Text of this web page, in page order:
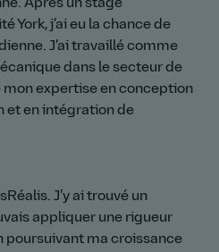
Après un stage
York, j’ai eu la chance de
J’ai travaillé comme
dans le secteur de
mon expertise en conception
et en intégration de
J’y ai trouvé un
appliquer une rigueur
poursuivant ma croissance